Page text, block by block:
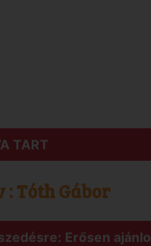
TART
: Tóth Gábor
Erősen